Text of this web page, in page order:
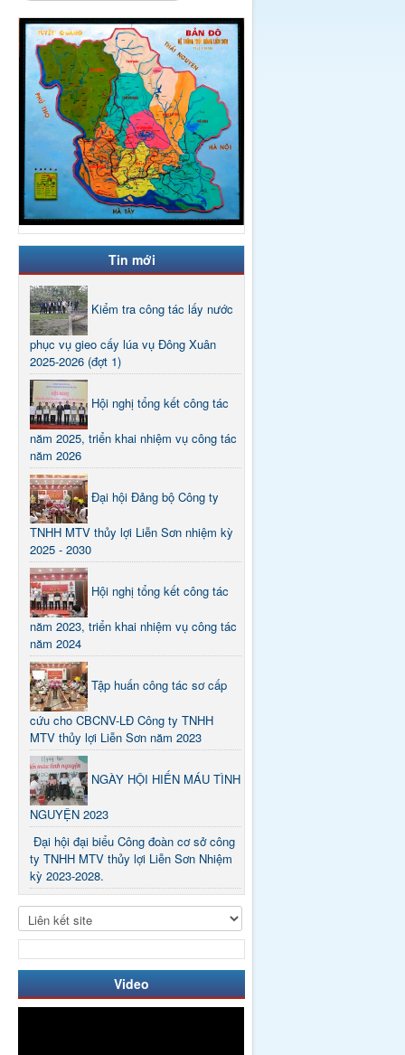
Tin mới
Kiểm tra công tác lấy nước
phục vụ gieo cấy lúa vụ Đông Xuân
2025-2026 (đợt 1)
Hội nghị tổng kết công tác
năm 2025, triển khai nhiệm vụ công tác
năm 2026
Đại hội Đảng bộ Công ty
TNHH MTV thủy lợi Liễn Sơn nhiệm kỳ
2025 - 2030
Hội nghị tổng kết công tác
năm 2023, triển khai nhiệm vụ công tác
năm 2024
Tập huấn công tác sơ cấp
cứu cho CBCNV-LĐ Công ty TNHH
MTV thủy lợi Liễn Sơn năm 2023
NGÀY HỘI HIẾN MÁU TÌNH
NGUYỆN 2023
Đại hội đại biểu Công đoàn cơ sở công
ty TNHH MTV thủy lợi Liễn Sơn Nhiệm
kỳ 2023-2028.
Video